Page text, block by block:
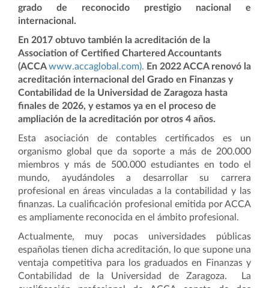
grado de reconocido prestigio nacional e
internacional.
En 2017 obtuvo también la acreditación de la
Association of Certified Chartered Accountants
(ACCAwww.accaglobal.com). En 2022 ACCA renovó la
acreditación internacional del Grado en Finanzas y
Contabilidad de la Universidad de Zaragoza hasta
finales de 2026, y estamos ya en el proceso de
ampliación de la acreditación por otros 4 años.
Esta asociación de contables certificados es un
organismo global que da soporte a más de 200.000
miembros y más de 500.000 estudiantes en todo el
mundo, ayudándoles a desarrollar su carrera
profesional en áreas vinculadas a la contabilidad y las
finanzas. La cualificación profesional emitida por ACCA
es ampliamente reconocida en el ámbito profesional.
Actualmente, muy pocas universidades públicas
españolas tienen dicha acreditación, lo que supone una
ventaja competitiva para los graduados en Finanzas y
Contabilidad de la Universidad de Zaragoza.
La